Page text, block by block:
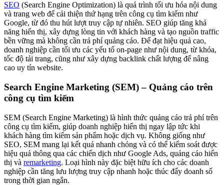
SEO (Search Engine Optimization) là quá trình tối ưu hóa nội dung
và trang web để cải thiện thứ hạng trên công cụ tìm kiếm như
Google, từ đó thu hút lượt truy cập tự nhiên. SEO giúp tăng khả
năng hiển thị, xây dựng lòng tin với khách hàng và tạo nguồn traffic
bền vững mà không cần trả phí quảng cáo. Để đạt hiệu quả cao,
doanh nghiệp cần tối ưu các yếu tố on-page như nội dung, từ khóa,
tốc độ tải trang, cũng như xây dựng backlink chất lượng để nâng
cao uy tín website.
Search Engine Marketing (SEM) – Quảng cáo trên
công cụ tìm kiếm
SEM (Search Engine Marketing) là hình thức quảng cáo trả phí trên
công cụ tìm kiếm, giúp doanh nghiệp hiển thị ngay lập tức khi
khách hàng tìm kiếm sản phẩm hoặc dịch vụ. Không giống như
SEO, SEM mang lại kết quả nhanh chóng và có thể kiểm soát được
hiệu quả thông qua các chiến dịch như Google Ads, quảng cáo hiển
thị và remarketing. Loại hình này đặc biệt hữu ích cho các doanh
nghiệp cần tăng lưu lượng truy cập nhanh hoặc thúc đẩy doanh số
trong thời gian ngắn.